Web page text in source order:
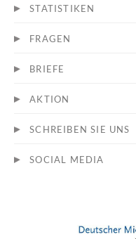
STATISTIKEN
FRAGEN
BRIEFE
AKTION
SCHREIBEN SIE UNS
SOCIAL MEDIA